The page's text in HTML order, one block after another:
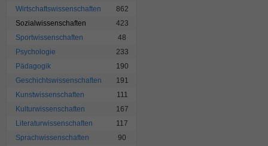
Wirtschaftswissenschaften
862
Sozialwissenschaften
423
Sportwissenschaften
48
Psychologie
233
Pädagogik
190
Geschichtswissenschaften
191
Kunstwissenschaften
111
Kulturwissenschaften
167
Literaturwissenschaften
117
Sprachwissenschaften
90